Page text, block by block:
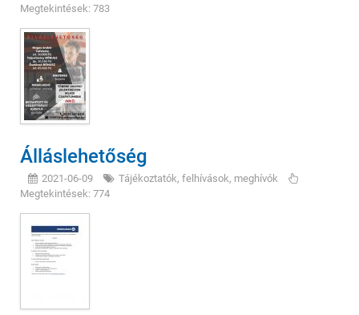
Megtekintések: 783
Álláslehetőség
2021-06-09
Tájékoztatók, felhívások, meghívók
Megtekintések: 774